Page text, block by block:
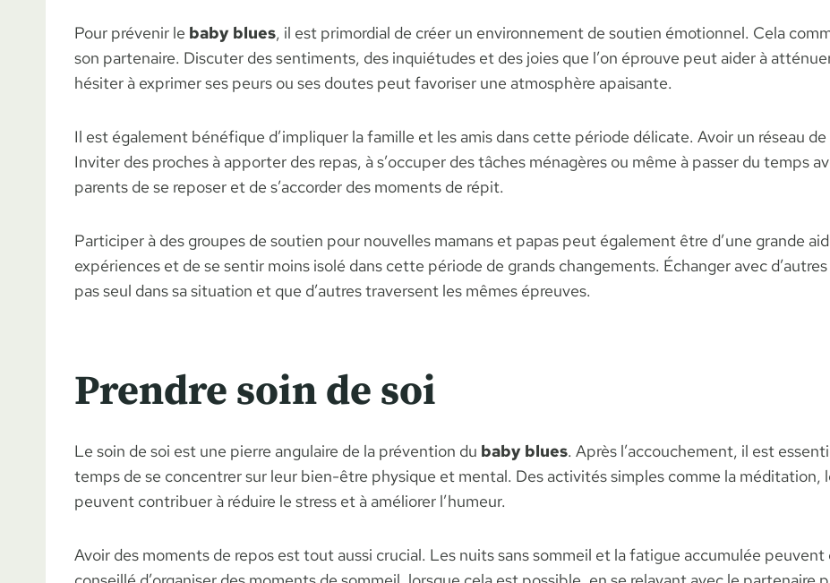
Pour prévenir le baby blues, il est primordial de créer un environnement de soutien émotionnel. Cela
son partenaire. Discuter des sentiments, des inquiétudes et des joies que l’on éprouve peut aider à
hésiter à exprimer ses peurs ou ses doutes peut favoriser une atmosphère apaisante.
Il est également bénéfique d’impliquer la famille et les amis dans cette période délicate. Avoir un réseau
Inviter des proches à apporter des repas, à s’occuper des tâches ménagères ou même à passer du temps
parents de se reposer et de s’accorder des moments de répit.
Participer à des groupes de soutien pour nouvelles mamans et papas peut également être d’une grande
expériences et de se sentir moins isolé dans cette période de grands changements. Échanger avec
pas seul dans sa situation et que d’autres traversent les mêmes épreuves.
Prendre soin de soi
Le soin de soi est une pierre angulaire de la prévention du baby blues. Après l’accouchement, il est
temps de se concentrer sur leur bien-être physique et mental. Des activités simples comme la méditation,
peuvent contribuer à réduire le stress et à améliorer l’humeur.
Avoir des moments de repos est tout aussi crucial. Les nuits sans sommeil et la fatigue accumulée